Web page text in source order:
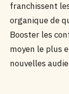
franchissent
organique de
Booster les
moyen le plus
nouvelles